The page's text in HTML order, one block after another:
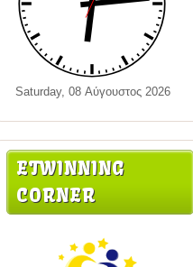
Saturday, 08 Αύγουστος 2026
ETWINNING
CORNER